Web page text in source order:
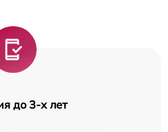
до 3-х лет